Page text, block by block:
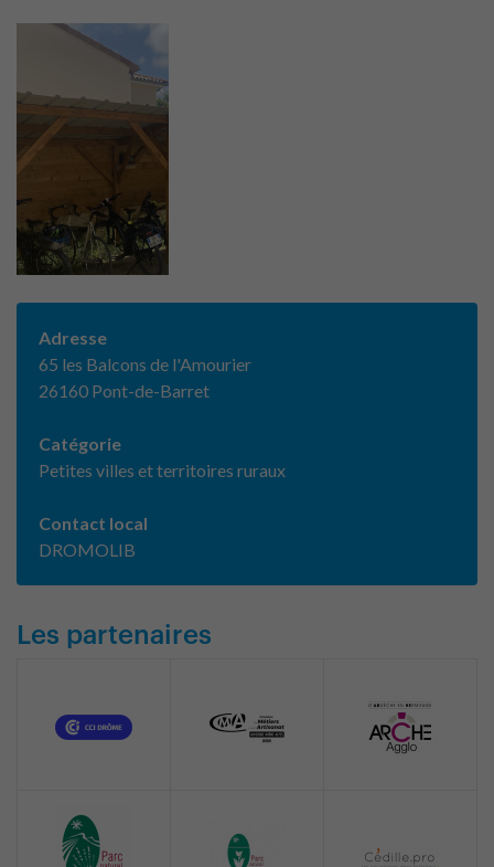
Adresse
65 les Balcons de l'Amourier
26160 Pont-de-Barret
Catégorie
Petites villes et territoires ruraux
Contact local
DROMOLIB
Les partenaires